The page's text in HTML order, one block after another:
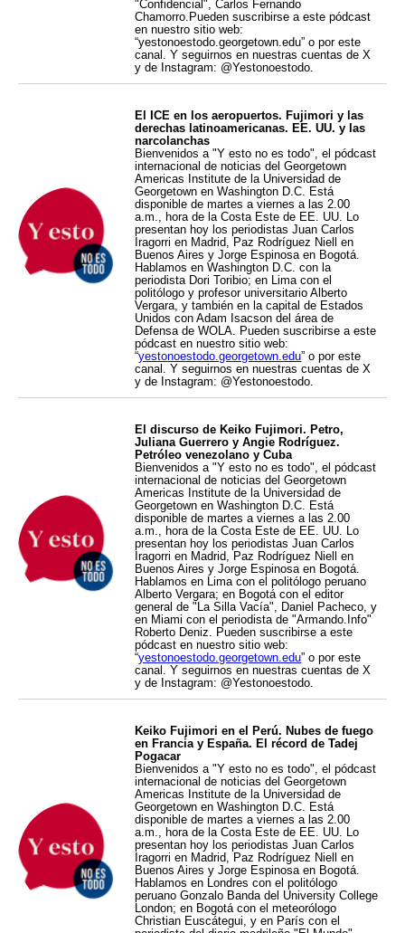
"Confidencial", Carlos Fernando
Chamorro.Pueden suscribirse a este pódcast
en nuestro sitio web:
“yestonoestodo.georgetown.edu” o por este
canal. Y seguirnos en nuestras cuentas de X
y de Instagram: @Yestonoestodo.
El ICE en los aeropuertos. Fujimori y las
derechas latinoamericanas. EE. UU. y las
narcolanchas
Bienvenidos a "Y esto no es todo", el pódcast
internacional de noticias del Georgetown
Americas Institute de la Universidad de
Georgetown en Washington D.C. Está
disponible de martes a viernes a las 2.00
a.m., hora de la Costa Este de EE. UU. Lo
presentan hoy los periodistas Juan Carlos
Iragorri en Madrid, Paz Rodríguez Niell en
Buenos Aires y Jorge Espinosa en Bogotá.
Hablamos en Washington D.C. con la
periodista Dori Toribio; en Lima con el
politólogo y profesor universitario Alberto
Vergara, y también en la capital de Estados
Unidos con Adam Isacson del área de
Defensa de WOLA. Pueden suscribirse a este
pódcast en nuestro sitio web:
“yestonoestodo.georgetown.edu” o por este
canal. Y seguirnos en nuestras cuentas de X
y de Instagram: @Yestonoestodo.
El discurso de Keiko Fujimori. Petro,
Juliana Guerrero y Angie Rodríguez.
Petróleo venezolano y Cuba
Bienvenidos a "Y esto no es todo", el pódcast
internacional de noticias del Georgetown
Americas Institute de la Universidad de
Georgetown en Washington D.C. Está
disponible de martes a viernes a las 2.00
a.m., hora de la Costa Este de EE. UU. Lo
presentan hoy los periodistas Juan Carlos
Iragorri en Madrid, Paz Rodríguez Niell en
Buenos Aires y Jorge Espinosa en Bogotá.
Hablamos en Lima con el politólogo peruano
Alberto Vergara; en Bogotá con el editor
general de "La Silla Vacía", Daniel Pacheco, y
en Miami con el periodista de "Armando.Info"
Roberto Deniz. Pueden suscribirse a este
pódcast en nuestro sitio web:
“yestonoestodo.georgetown.edu” o por este
canal. Y seguirnos en nuestras cuentas de X
y de Instagram: @Yestonoestodo.
Keiko Fujimori en el Perú. Nubes de fuego
en Francia y España. El récord de Tadej
Pogacar
Bienvenidos a "Y esto no es todo", el pódcast
internacional de noticias del Georgetown
Americas Institute de la Universidad de
Georgetown en Washington D.C. Está
disponible de martes a viernes a las 2.00
a.m., hora de la Costa Este de EE. UU. Lo
presentan hoy los periodistas Juan Carlos
Iragorri en Madrid, Paz Rodríguez Niell en
Buenos Aires y Jorge Espinosa en Bogotá.
Hablamos en Londres con el politólogo
peruano Gonzalo Banda del University College
London; en Bogotá con el meteorólogo
Christian Euscátegui, y en París con el